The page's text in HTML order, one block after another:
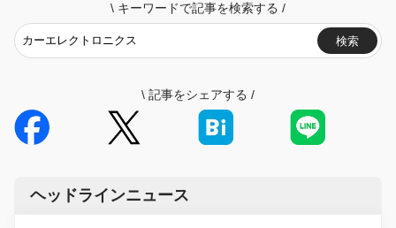
\ キーワードで記事を検索する /
検索
\ 記事をシェアする /
ヘッドラインニュース